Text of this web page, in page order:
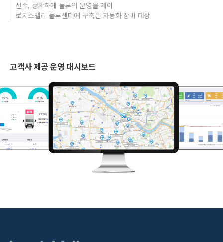
신속, 정확하게 물류의 운영을 제어
로지스밸리 물류센터에 구축된 자동화 장비 대상
고객사 제공 운영 대시보드